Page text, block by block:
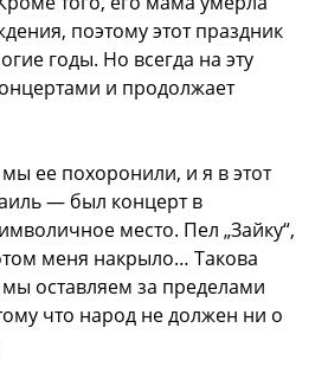
поэтому этот праздник
годы. Но всегда на эту
и продолжает
ее похоронили, и я в этот
— был концерт в
место. Пел „Зайку“,
меня накрыло… Такова
мы оставляем за пределами
что народ не должен ни о